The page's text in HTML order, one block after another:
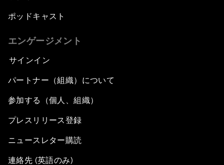
ポッドキャスト
エンゲージメント
サインイン
パートナー（組織）について
参加する（個人、組織）
プレスリリース登録
ニュースレター購読
連絡先 (英語のみ)